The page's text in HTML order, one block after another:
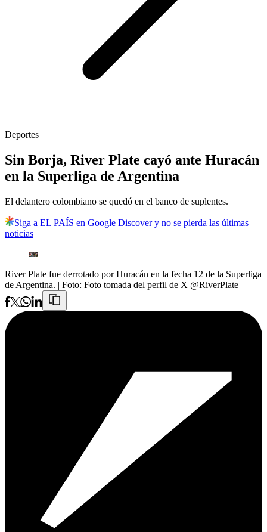
Deportes
Sin Borja, River Plate cayó ante Huracán
en la Superliga de Argentina
El delantero colombiano se quedó en el banco de suplentes.
Siga a EL PAÍS en Google Discover y no se pierda las últimas
noticias
River Plate fue derrotado por Huracán en la fecha 12 de la Superliga
de Argentina. | Foto: Foto tomada del perfil de X @RiverPlate